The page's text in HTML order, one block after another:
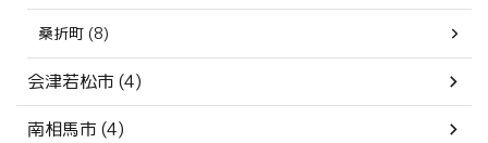
桑折町 (8)
会津若松市 (4)
南相馬市 (4)